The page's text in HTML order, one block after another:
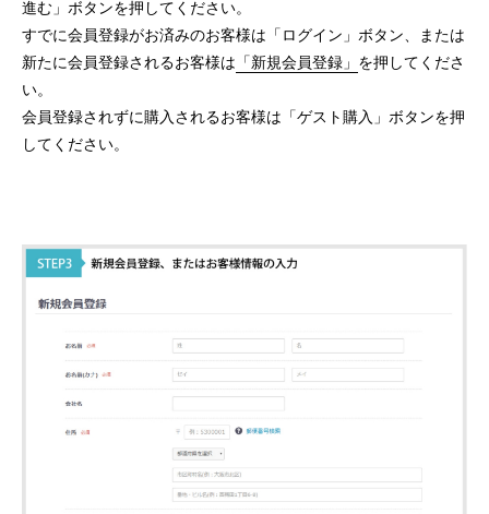
進む」ボタンを押してください。
すでに会員登録がお済みのお客様は「ログイン」ボタン、または
新たに会員登録されるお客様は 「新規会員登録」 を押してくださ
い。
会員登録されずに購入されるお客様は「ゲスト購入」ボタンを押
してください。